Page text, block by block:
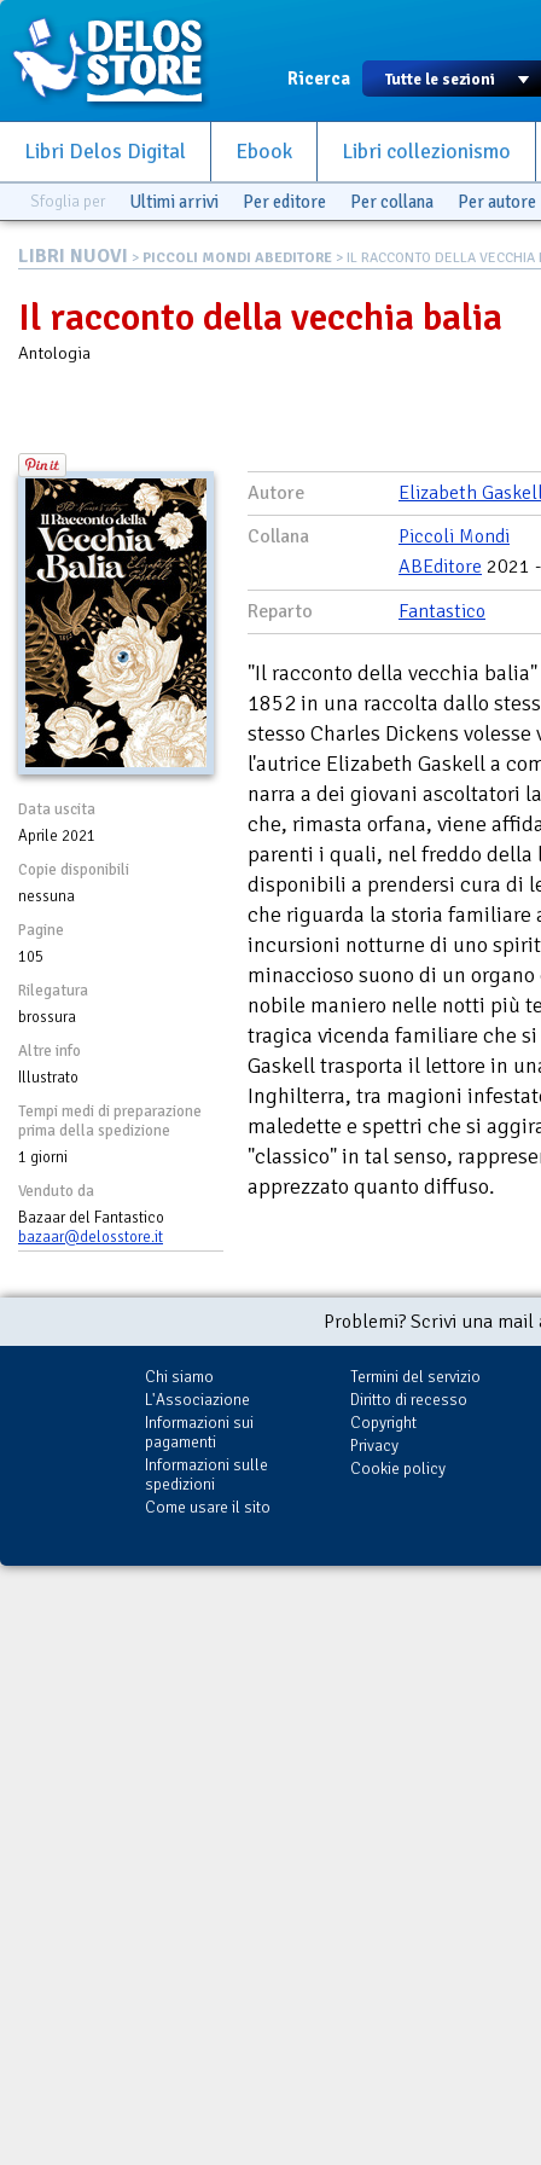
Ricerca
Libri Delos Digital Ebook Libri collezionismo
Sfoglia per Ultimi arrivi Per editore Per collana Per autore
LIBRI NUOVI > PICCOLI MONDI ABEDITORE > IL RACCONTO DELLA VECCHIA
Il racconto della vecchia balia
Antologia
Data uscita
Aprile 2021
Copie disponibili
nessuna
Pagine
105
Rilegatura
brossura
Altre info
Illustrato
Tempi medi di preparazione
prima della spedizione
1 giorni
Venduto da
Bazaar del Fantastico
bazaar@delosstore.it
Autore
Elizabeth
Collana
Piccoli Mondi
ABEditore 2021
Reparto
Fantastico
"Il racconto della vecchia
1852 in una raccolta dallo
stesso Charles Dickens
l'autrice Elizabeth Gaskell a
narra a dei giovani ascoltatori
che, rimasta orfana, viene
parenti i quali, nel freddo della
disponibili a prendersi cura di
che riguarda la storia
incursioni notturne di uno
minaccioso suono di un
nobile maniero nelle notti più
tragica vicenda familiare che
Gaskell trasporta il lettore in
Inghilterra, tra magioni
maledette e spettri che si
"classico" in tal senso,
apprezzato quanto diffuso.
Problemi? Scrivi una
Chi siamo
L'Associazione
Informazioni sui
pagamenti
Informazioni sulle
spedizioni
Come usare il sito
Termini del servizio
Diritto di recesso
Copyright
Privacy
Cookie policy